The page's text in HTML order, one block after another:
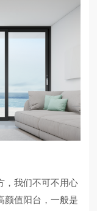
，我们不可不用心
颜值阳台，一般是